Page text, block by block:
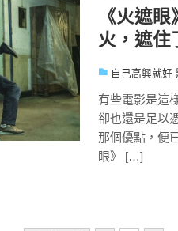
《火遮
火，遮住
自己高興就好-
有些電影是這
卻也還是足以
那個優點，便
眼》 […]